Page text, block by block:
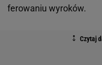
ferowaniu wyroków.